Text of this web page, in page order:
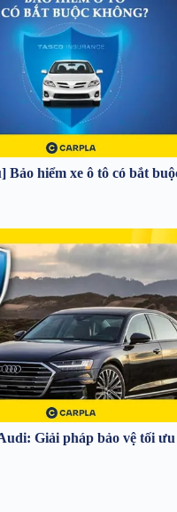
Bảo hiểm xe ô tô có bắt
Giải pháp bảo vệ tối ưu